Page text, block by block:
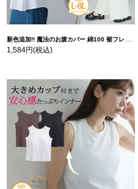
新色追加!! 魔法のお腹カバー 綿100 裾フレア Tシャツ | 大きいサイズの通販ならハッピーマリリン
1,584円(税込)